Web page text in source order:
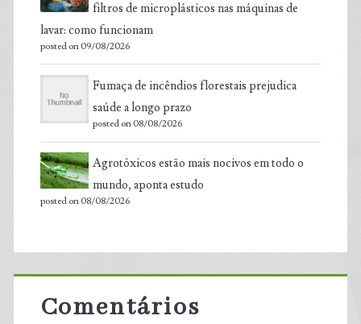
filtros de microplásticos nas máquinas de
lavar: como funcionam
posted on 09/08/2026
Fumaça de incêndios florestais prejudica
saúde a longo prazo
posted on 08/08/2026
Agrotóxicos estão mais nocivos em todo o
mundo, aponta estudo
posted on 08/08/2026
Comentários